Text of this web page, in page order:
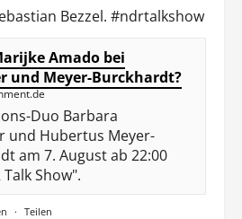
Bezzel. #ndrtalkshow
Amado bei
und Meyer-Burckhardt?
Duo Barbara
und Hubertus Meyer-
am 7. August ab 22:00
Show".
· Teilen